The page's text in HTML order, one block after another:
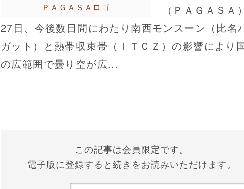
ＰＡＧＡＳＡロゴ
（ＰＡＧＡＳＡ
27日、今後数日間にわたり南西モンスーン（比名
ガット）と熱帯収束帯（ＩＴＣＺ）の影響により
の広範囲で曇り空が広...
この記事は会員限定です。
電子版に登録すると続きをお読みいただけます。